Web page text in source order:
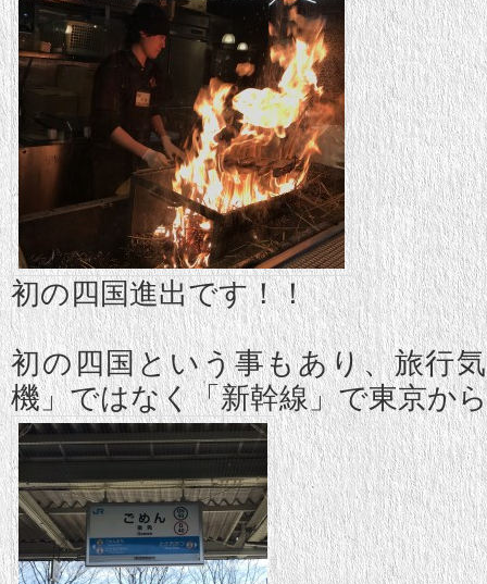
初の四国進出です！！
初の四国という事もあり、旅行
機」ではなく「新幹線」で東京か